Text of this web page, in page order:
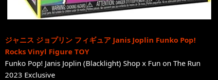
ジャニス ジョプリン フィギュア Janis Joplin Funko Pop!
Rocks Vinyl Figure TOY
Funko Pop! Janis Joplin (Blacklight) Shop x Fun on The Run
2023 Exclusive